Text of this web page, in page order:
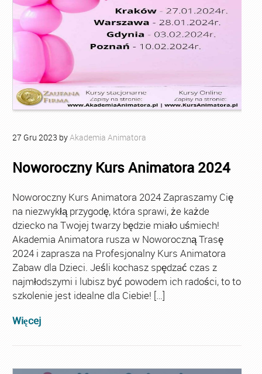
27 Gru 2023 byAkademia Animatora
Noworoczny Kurs Animatora 2024
Noworoczny Kurs Animatora 2024 Zapraszamy Cię
na niezwykłą przygodę, która sprawi, że każde
dziecko na Twojej twarzy będzie miało uśmiech!
Akademia Animatora rusza w Noworoczną Trasę
2024 i zaprasza na Profesjonalny Kurs Animatora
Zabaw dla Dzieci. Jeśli kochasz spędzać czas z
najmłodszymi i lubisz być powodem ich radości, to to
szkolenie jest idealne dla Ciebie! […]
Więcej